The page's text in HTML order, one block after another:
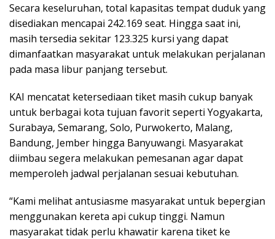
Secara keseluruhan, total kapasitas tempat duduk yang
disediakan mencapai 242.169 seat. Hingga saat ini,
masih tersedia sekitar 123.325 kursi yang dapat
dimanfaatkan masyarakat untuk melakukan perjalanan
pada masa libur panjang tersebut.
KAI mencatat ketersediaan tiket masih cukup banyak
untuk berbagai kota tujuan favorit seperti Yogyakarta,
Surabaya, Semarang, Solo, Purwokerto, Malang,
Bandung, Jember hingga Banyuwangi. Masyarakat
diimbau segera melakukan pemesanan agar dapat
memperoleh jadwal perjalanan sesuai kebutuhan.
“Kami melihat antusiasme masyarakat untuk bepergian
menggunakan kereta api cukup tinggi. Namun
masyarakat tidak perlu khawatir karena tiket ke